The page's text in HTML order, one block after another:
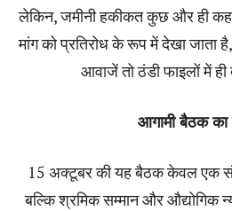
लेकिन, जमीनी हकीकत कुछ और ही
मांग को प्रतिरोध के रूप में देखा जाता
आवाजें तो ठंडी फाइलों में ही
आगामी बैठक का
15 अक्टूबर की यह बैठक केवल एक
बल्कि श्रमिक सम्मान और औद्योगिक